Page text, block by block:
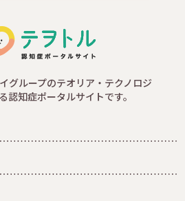
グループのテオリア・テクノロジ
認知症ポータルサイトです。